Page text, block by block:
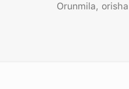
Orunmila,